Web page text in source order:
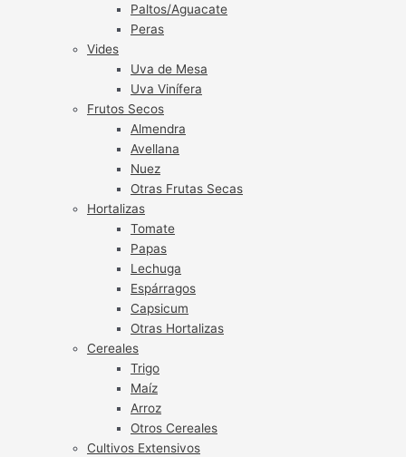
Paltos/Aguacate
Peras
Vides
Uva de Mesa
Uva Vinífera
Frutos Secos
Almendra
Avellana
Nuez
Otras Frutas Secas
Hortalizas
Tomate
Papas
Lechuga
Espárragos
Capsicum
Otras Hortalizas
Cereales
Trigo
Maíz
Arroz
Otros Cereales
Cultivos Extensivos